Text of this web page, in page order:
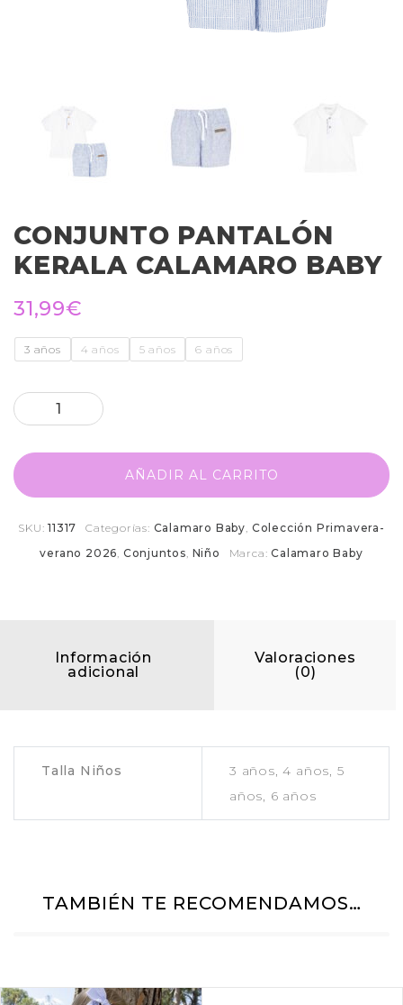
CONJUNTO PANTALÓN
KERALA CALAMARO BABY
31,99€
3 años 4 años 5 años 6 años
AÑADIR AL CARRITO
SKU:11317 Categorías: Calamaro Baby, Colección Primavera-
verano 2026, Conjuntos, Niño Marca:Calamaro Baby
Información
adicional
Valoraciones
(0)
Talla Niños
3 años, 4 años, 5
años, 6 años
TAMBIÉN TE RECOMENDAMOS…